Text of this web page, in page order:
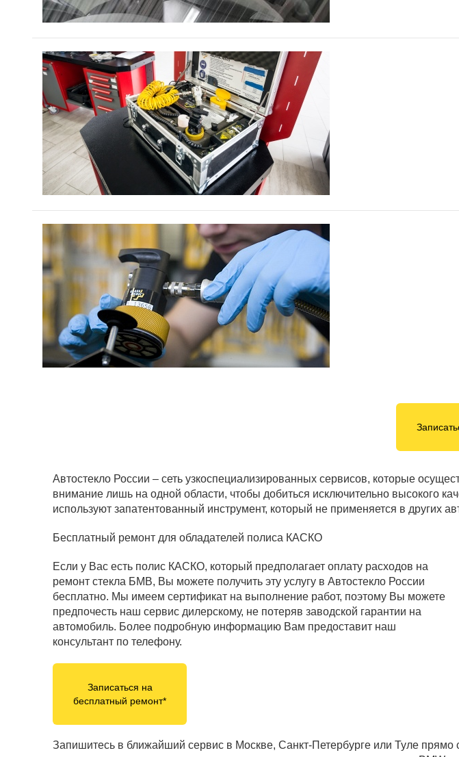
Автостекло России – сеть узкоспециализированных сервисов, которые
внимание лишь на одной области, чтобы добиться исключительно высокого
используют запатентованный инструмент, который не применяется в других
Бесплатный ремонт для обладателей полиса КАСКО
Если у Вас есть полис КАСКО, который предполагает оплату расходов на
ремонт стекла БМВ, Вы можете получить эту услугу в Автостекло России
бесплатно. Мы имеем сертификат на выполнение работ, поэтому Вы можете
предпочесть наш сервис дилерскому, не потеряв заводской гарантии на
автомобиль. Более подробную информацию Вам предоставит наш
консультант по телефону.
Записаться на
бесплатный ремонт*
Запишитесь в ближайший сервис в Москве, Санкт-Петербурге или Туле